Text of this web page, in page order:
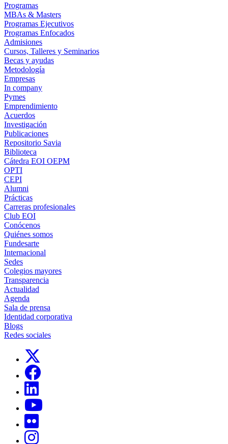
Programas
MBAs & Masters
Programas Ejecutivos
Programas Enfocados
Admisiones
Cursos, Talleres y Seminarios
Becas y ayudas
Metodología
Empresas
In company
Pymes
Emprendimiento
Acuerdos
Investigación
Publicaciones
Repositorio Savia
Biblioteca
Cátedra EOI OEPM
OPTI
CEPI
Alumni
Prácticas
Carreras profesionales
Club EOI
Conócenos
Quiénes somos
Fundesarte
Internacional
Sedes
Colegios mayores
Transparencia
Actualidad
Agenda
Sala de prensa
Identidad corporativa
Blogs
Redes sociales
Links, Opens in this window
Links, Opens in this window
Links, Opens in this window
Links, Opens in this window